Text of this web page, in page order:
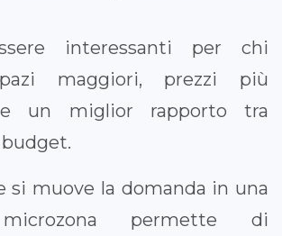
interessanti per chi
maggiori, prezzi più
e un miglior rapporto tra
si muove la domanda in una
permette di